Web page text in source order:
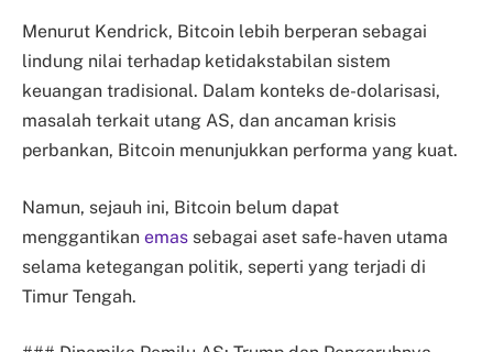
Menurut Kendrick, Bitcoin lebih berperan sebagai
lindung nilai terhadap ketidakstabilan sistem
keuangan tradisional. Dalam konteks de-dolarisasi,
masalah terkait utang AS, dan ancaman krisis
perbankan, Bitcoin menunjukkan performa yang kuat.
Namun, sejauh ini, Bitcoin belum dapat
menggantikan emas sebagai aset safe-haven utama
selama ketegangan politik, seperti yang terjadi di
Timur Tengah.